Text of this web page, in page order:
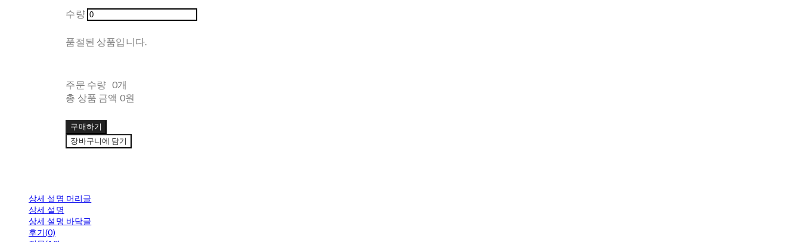
수량
품절된 상품입니다.
주문 수량 0개
총 상품 금액 0원
구매하기
장바구니에 담기
상세 설명 머리글
상세 설명
상세 설명 바닥글
후기(0)